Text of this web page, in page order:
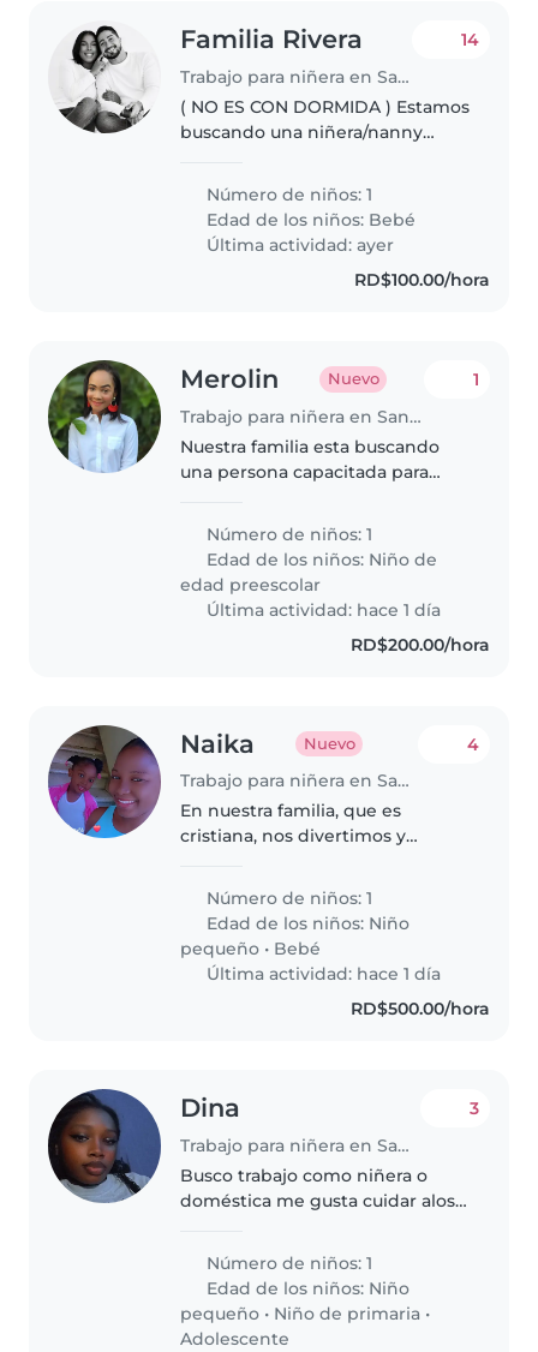
Familia Rivera
Trabajo para niñera en Santo Domingo Este
14
( NO ES CON DORMIDA ) Estamos
buscando una niñera/nanny
comprometida para el cuidado
de nuestra bebé de 6 meses. Es
una bebé tranquila, alegre,
cariñosa y muy..
Número de niños: 1
Edad de los niños: Bebé
Última actividad: ayer
RD$100.00/hora
Merolin Nuevo
Trabajo para niñera en Santo Domingo Este
1
Nuestra familia esta buscando
una persona capacitada para
autista lo cual requiere mucha
atención en el día por eso
quiero..
Número de niños: 1
Edad de los niños: Niño de
edad preescolar
Última actividad: hace 1 día
RD$200.00/hora
Naika Nuevo
Trabajo para niñera en Santo Domingo Este
4
En nuestra familia, que es
cristiana, nos divertimos y
en la mesa y al hacer las tareas
del hogar. La limpieza es una de
nuestras prioridades y rutina..
Número de niños: 1
Edad de los niños: Niño
pequeño • Bebé
Última actividad: hace 1 día
RD$500.00/hora
Dina
Trabajo para niñera en Santo Domingo Este
3
Busco trabajo como niñera o
doméstica me gusta cuidar alos
prometidas con mi trabajo
Número de niños: 1
Edad de los niños: Niño
pequeño • Niño de primaria •
Adolescente